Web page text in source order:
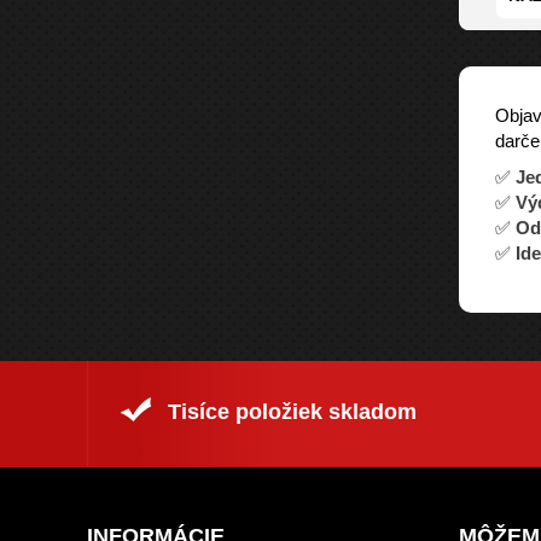
✅
✅
✅
✅
Tisíce položiek skladom
INFORMÁCIE